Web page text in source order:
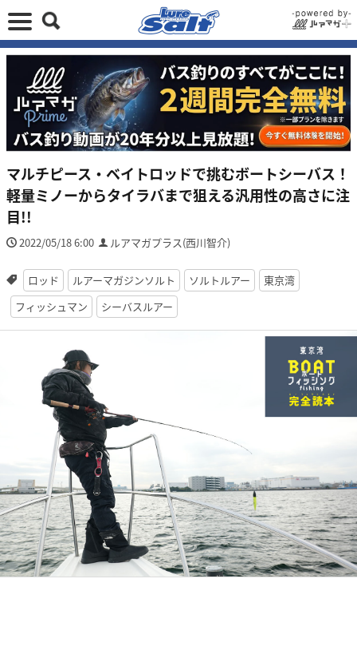
マルチピース・ベイトロッドで挑むボートシーバス！
軽量ミノーからタイラバまで狙える汎用性の高さに注
目!!
2022/05/18 6:00 ルアマガプラス(西川智介)
ロッド ルアーマガジンソルト ソルトルアー
東京湾
フィッシュマン
シーバスルアー